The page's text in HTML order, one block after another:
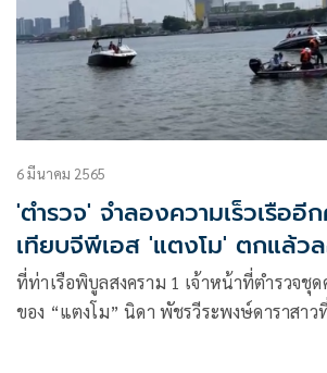
6 มีนาคม 2565
'ตำรวจ' จำลองความเร็วเรืออี
เทียบจีพีเอส 'แตงโม' ตกแล้ว
ที่ท่าเรือพิบูลสงคราม 1 เจ้าหน้าที่ตำรวจชุด
ของ “แตงโม” นิดา พัชรวีระพงษ์ดาราสาว